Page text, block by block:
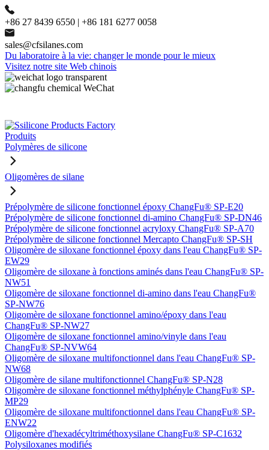
+86 27 8439 6550 | +86 181 6277 0058
sales@cfsilanes.com
Du laboratoire à la vie: changer le monde pour le mieux
Visitez notre site Web chinois
Produits
Polymères de silicone
Oligomères de silane
Prépolymère de silicone fonctionnel époxy ChangFu® SP-E20
Prépolymère de silicone fonctionnel di-amino ChangFu® SP-DN46
Prépolymère de silicone fonctionnel acryloxy ChangFu® SP-A70
Prépolymère de silicone fonctionnel Mercapto ChangFu® SP-SH
Oligomère de siloxane fonctionnel époxy dans l'eau ChangFu® SP-
EW29
Oligomère de siloxane à fonctions aminés dans l'eau ChangFu® SP-
NW51
Oligomère de siloxane fonctionnel di-amino dans l'eau ChangFu®
SP-NW76
Oligomère de siloxane fonctionnel amino/époxy dans l'eau
ChangFu® SP-NW27
Oligomère de siloxane fonctionnel amino/vinyle dans l'eau
ChangFu® SP-NVW64
Oligomère de siloxane multifonctionnel dans l'eau ChangFu® SP-
NW68
Oligomère de silane multifonctionnel ChangFu® SP-N28
Oligomère de siloxane fonctionnel méthylphényle ChangFu® SP-
MP29
Oligomère de siloxane multifonctionnel dans l'eau ChangFu® SP-
ENW22
Oligomère d'hexadécyltriméthoxysilane ChangFu® SP-C1632
Polysiloxanes modifiés